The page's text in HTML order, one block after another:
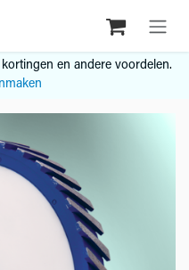
en andere voordelen.